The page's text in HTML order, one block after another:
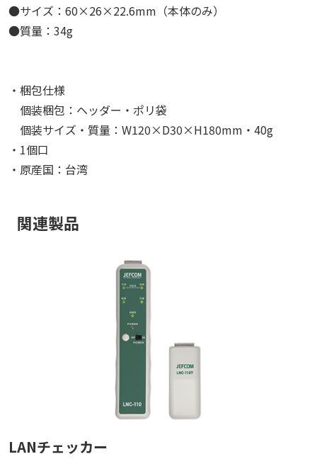
●サイズ：60×26×22.6mm（本体のみ）
●質量：34g
・梱包仕様
個装梱包：ヘッダー・ポリ袋
個装サイズ・質量：W120×D30×H180mm・40g
・1個口
・原産国：台湾
関連製品
LANチェッカー